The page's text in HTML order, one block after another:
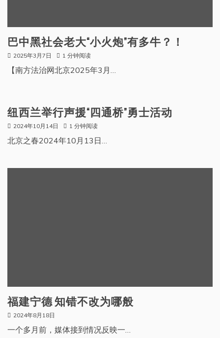
巴中黑社会老大“小火炮”有多牛？！
2025年3月7日 1 分钟阅读
【南方法治网北京2025年3月…
纽西兰举行声援“四通桥”勇士活动
2024年10月14日 1 分钟阅读
北京之春2024年10月13日…
福建宁德 知错不改为哪般
2024年8月18日
一个多月前，媒体接到情况反映一…